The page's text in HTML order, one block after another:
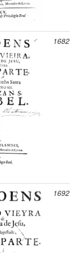
1682
1692